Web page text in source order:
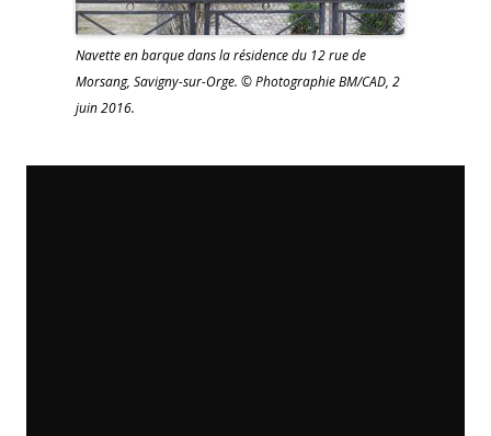
Navette en barque dans la résidence du 12 rue de
Morsang, Savigny-sur-Orge. © Photographie BM/CAD, 2
juin 2016.